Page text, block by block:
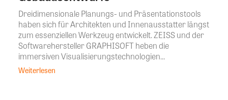
Dreidimensionale Planungs- und Präsentationstools
haben sich für Architekten und Innenausstatter längst
zum essenziellen Werkzeug entwickelt. ZEISS und der
Softwarehersteller GRAPHISOFT heben die
immersiven Visualisierungstechnologien...
Weiterlesen